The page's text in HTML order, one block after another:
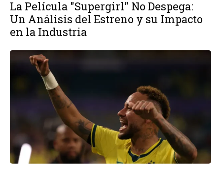
La Película "Supergirl" No Despega:
Un Análisis del Estreno y su Impacto
en la Industria